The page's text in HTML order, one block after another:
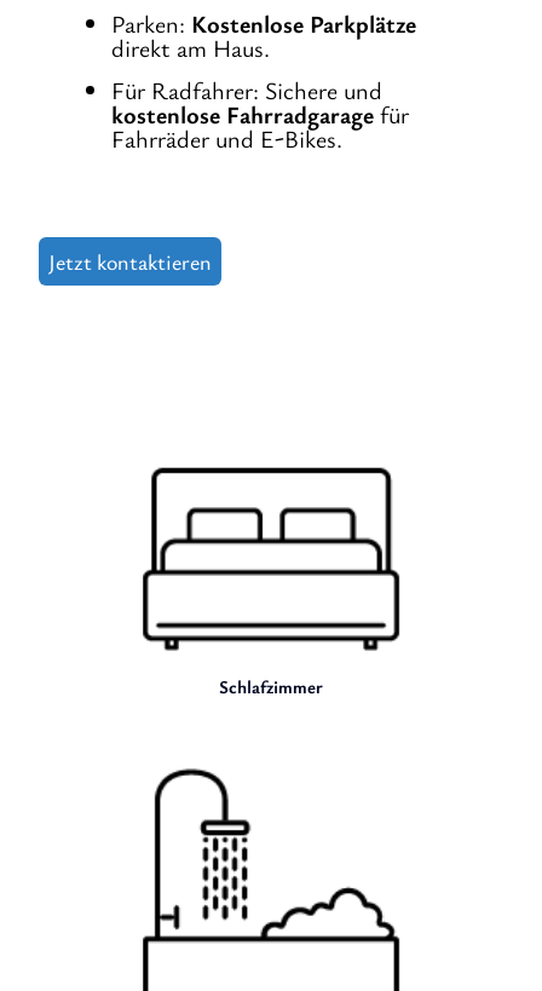
Parken: Kostenlose Parkplätze
direkt am Haus.
Für Radfahrer: Sichere und
kostenlose Fahrradgaragefür
Fahrräder und E-Bikes.
Jetzt kontaktieren
Schlafzimmer